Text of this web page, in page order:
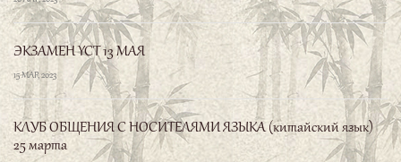
День открытых дверей
6 СЕН, 2023
День китайского языка в РГППУ
28 АПР, 2023